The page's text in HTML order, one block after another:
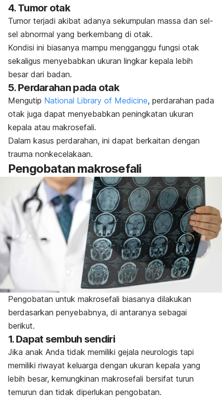
4. Tumor otak
Tumor terjadi akibat adanya sekumpulan massa dan sel-
sel abnormal yang berkembang di otak.
Kondisi ini biasanya mampu mengganggu fungsi otak
sekaligus menyebabkan ukuran lingkar kepala lebih
besar dari badan.
5. Perdarahan pada otak
Mengutip National Library of Medicine, perdarahan pada
otak juga dapat menyebabkan peningkatan ukuran
kepala atau makrosefali.
Dalam kasus perdarahan, ini dapat berkaitan dengan
trauma nonkecelakaan.
Pengobatan makrosefali
Pengobatan untuk makrosefali biasanya dilakukan
berdasarkan penyebabnya, di antaranya sebagai
berikut.
1. Dapat sembuh sendiri
Jika anak Anda tidak memiliki gejala neurologis tapi
memiliki riwayat keluarga dengan ukuran kepala yang
lebih besar, kemungkinan makrosefali bersifat turun
temurun dan tidak diperlukan pengobatan.